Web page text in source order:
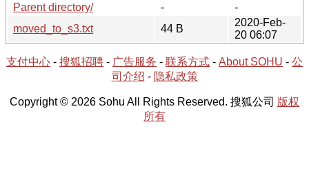
Parent directory/
-
-
moved_to_s3.txt
44 B
2020-Feb-
20 06:07
支付中心 - 搜狐招聘 - 广告服务 - 联系方式 - About SOHU - 公
司介绍 - 隐私政策
Copyright © 2026 Sohu All Rights Reserved. 搜狐公司 版权
所有